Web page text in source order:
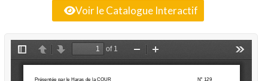
Voir le Catalogue Interactif